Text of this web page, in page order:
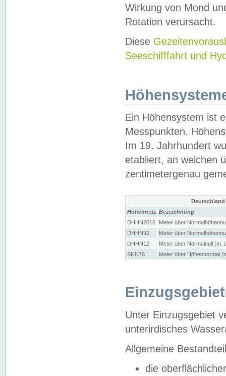
Wirkung von Mond
Rotation verursacht.
Diese
Seeschifffahrt und
Ein Höhensystem ist
Messpunkten.
Im 19. Jahrhundert
etabliert, an welchen
zentimetergenau
Höhennetz Bezeichnung
DHHN2016
Meter über
DHHN92
Meter über
DHHN12
Meter über Normalnull (m.
SNN76
Meter über Höhennormal
Unter Einzugsgebiet
unterirdisches
Allgemeine
die